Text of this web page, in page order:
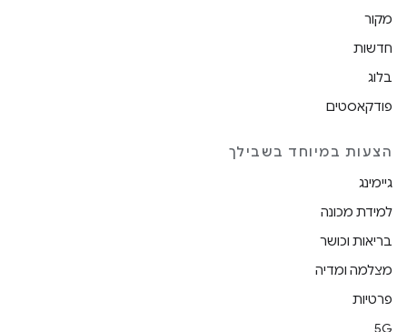
מקור
חדשות
בלוג
פודקאסטים
הצעות במיוחד בשבילך
גיימינג
למידת מכונה
בריאות וכושר
מצלמה ומדיה
פרטיות
5G